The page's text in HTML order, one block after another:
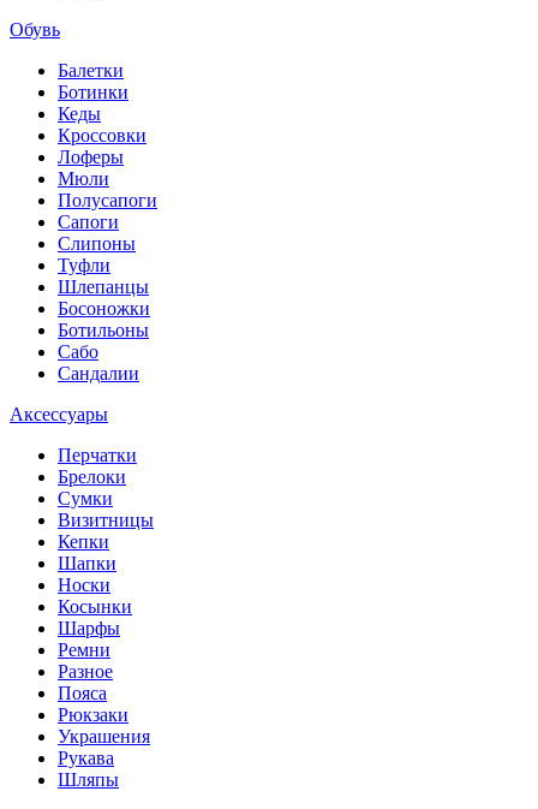
Обувь
Балетки
Ботинки
Кеды
Кроссовки
Лоферы
Мюли
Полусапоги
Сапоги
Слипоны
Туфли
Шлепанцы
Босоножки
Ботильоны
Сабо
Сандалии
Аксессуары
Перчатки
Брелоки
Сумки
Визитницы
Кепки
Шапки
Носки
Косынки
Шарфы
Ремни
Разное
Пояса
Рюкзаки
Украшения
Рукава
Шляпы